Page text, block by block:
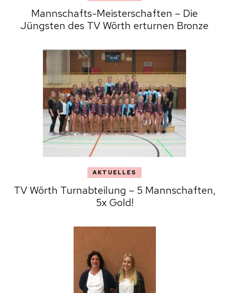
Mannschafts-Meisterschaften – Die
Jüngsten des TV Wörth erturnen Bronze
AKTUELLES
TV Wörth Turnabteilung – 5 Mannschaften,
5x Gold!